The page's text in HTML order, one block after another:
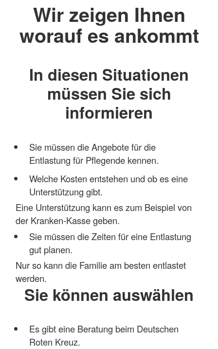
Wir zeigen Ihnen
worauf es ankommt
In diesen Situationen
müssen Sie sich
informieren
Sie müssen die Angebote für die
Entlastung für Pflegende kennen.
Welche Kosten entstehen und ob es eine
Unterstützung gibt.
Eine Unterstützung kann es zum Beispiel von
der Kranken-Kasse geben.
Sie müssen die Zeiten für eine Entlastung
gut planen.
Nur so kann die Familie am besten entlastet
werden.
Sie können auswählen
Es gibt eine Beratung beim Deutschen
Roten Kreuz.